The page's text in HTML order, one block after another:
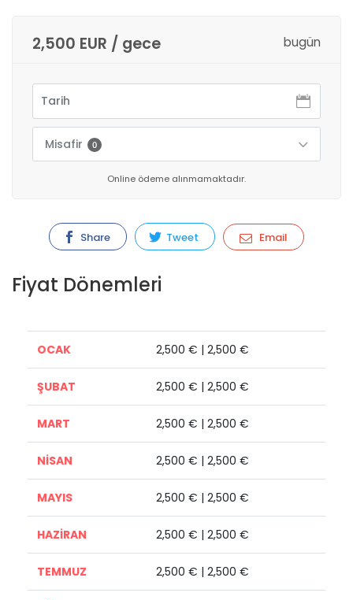
2,500 EUR / gece bugün
Misafir 0
Online ödeme alınmamaktadır.
Share Tweet Email
Fiyat Dönemleri
OCAK 2,500 € | 2,500 €
ŞUBAT 2,500 € | 2,500 €
MART 2,500 € | 2,500 €
NİSAN 2,500 € | 2,500 €
MAYIS 2,500 € | 2,500 €
HAZİRAN 2,500 € | 2,500 €
TEMMUZ 2,500 € | 2,500 €